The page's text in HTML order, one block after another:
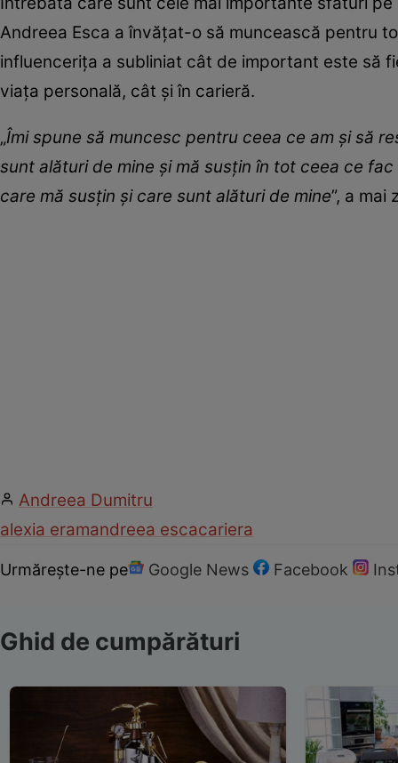
Andreea Esca a învățat-o să muncească pentru
influencerița a subliniat cât de important este să
viața personală, cât și în carieră.
„Îmi spune să muncesc pentru ceea ce am și să
sunt alături de mine și mă susțin în tot ceea ce
care mă susțin și care sunt alături de mine”, a mai
Andreea Dumitru
alexia eramandreea escacariera
Urmărește-ne pe Google News Facebook
Ghid de cumpărături